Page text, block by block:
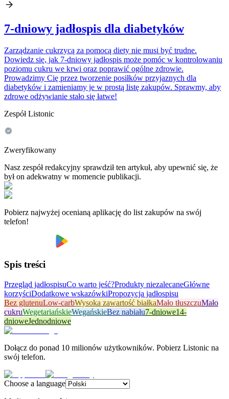
7-dniowy jadłospis dla diabetyków
Zarządzanie cukrzycą za pomocą diety nie musi być trudne.
Dowiedz się, jak 7-dniowy jadłospis może pomóc w kontrolowaniu
poziomu cukru we krwi oraz poprawić ogólne zdrowie.
Prowadzimy Cię przez tworzenie posiłków przyjaznych dla
diabetyków i zamieniamy je w prostą listę zakupów. Sprawmy, aby
zdrowe odżywianie stało się łatwe!
Zespół Listonic
Zweryfikowany
Nasz zespół redakcyjny sprawdził ten artykuł, aby upewnić się, że
był on adekwatny w momencie publikacji.
Pobierz najwyżej ocenianą aplikację do list zakupów na swój
telefon!
Spis treści
Przegląd jadłospisuCo warto jeść?Produkty niezalecaneGłówne
korzyściDodatkowe wskazówkiPropozycja jadłospisu
Bez glutenuLow-carbWysoka zawartość białkaMało tłuszczuMało
cukruWegetariańskieWegańskieBez nabiału7-dniowe14-
dnioweJednodniowe
Dołącz do ponad 10 milionów użytkowników. Pobierz Listonic na
swój telefon.
Choose a language